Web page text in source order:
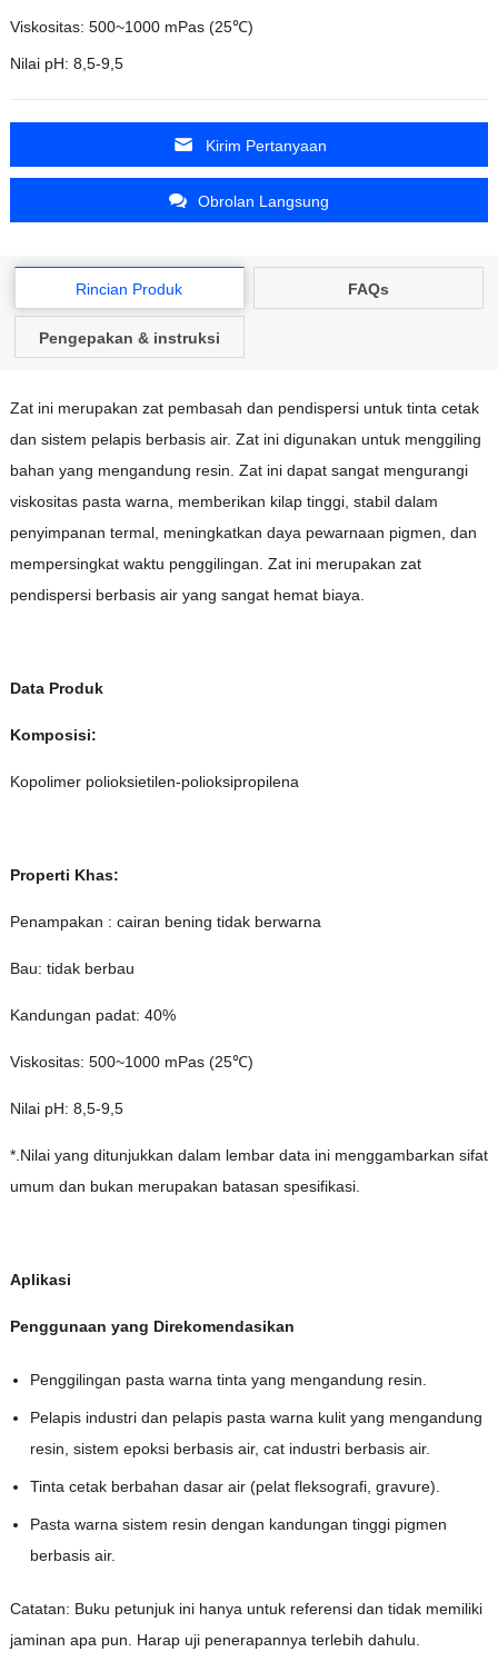
Viskositas: 500~1000 mPas (25℃)
Nilai pH: 8,5-9,5
Kirim Pertanyaan
Obrolan Langsung
Rincian Produk FAQs
Pengepakan & instruksi
Zat ini merupakan zat pembasah dan pendispersi untuk tinta cetak
dan sistem pelapis berbasis air. Zat ini digunakan untuk menggiling
bahan yang mengandung resin. Zat ini dapat sangat mengurangi
viskositas pasta warna, memberikan kilap tinggi, stabil dalam
penyimpanan termal, meningkatkan daya pewarnaan pigmen, dan
mempersingkat waktu penggilingan. Zat ini merupakan zat
pendispersi berbasis air yang sangat hemat biaya.
Data Produk
Komposisi:
Kopolimer polioksietilen-polioksipropilena
Properti Khas:
Penampakan : cairan bening tidak berwarna
Bau: tidak berbau
Kandungan padat: 40%
Viskositas: 500~1000 mPas (25℃)
Nilai pH: 8,5-9,5
*.Nilai yang ditunjukkan dalam lembar data ini menggambarkan sifat
umum dan bukan merupakan batasan spesifikasi.
Aplikasi
Penggunaan yang Direkomendasikan
Penggilingan pasta warna tinta yang mengandung resin.
Pelapis industri dan pelapis pasta warna kulit yang mengandung
resin, sistem epoksi berbasis air, cat industri berbasis air.
Tinta cetak berbahan dasar air (pelat fleksografi, gravure).
Pasta warna sistem resin dengan kandungan tinggi pigmen
berbasis air.
Catatan: Buku petunjuk ini hanya untuk referensi dan tidak memiliki
jaminan apa pun. Harap uji penerapannya terlebih dahulu.